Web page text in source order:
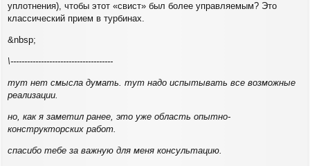
уплотнения), чтобы этот «свист» был более управляемым? Это
классический прием в турбинах.
&nbsp;
\-------------------------------------
тут нет смысла думать. тут надо испытывать все возможные
реализации.
но, как я заметил ранее, это уже область опытно-
конструкторских работ.
спасибо тебе за важную для меня консультацию.